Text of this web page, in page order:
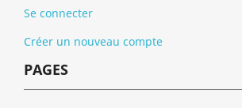
Se connecter
Créer un nouveau compte
PAGES